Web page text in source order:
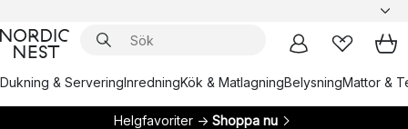
Dukning & ServeringInredningKök & MatlagningBelysningMattor &
Helgfavoriter → Shoppa nu